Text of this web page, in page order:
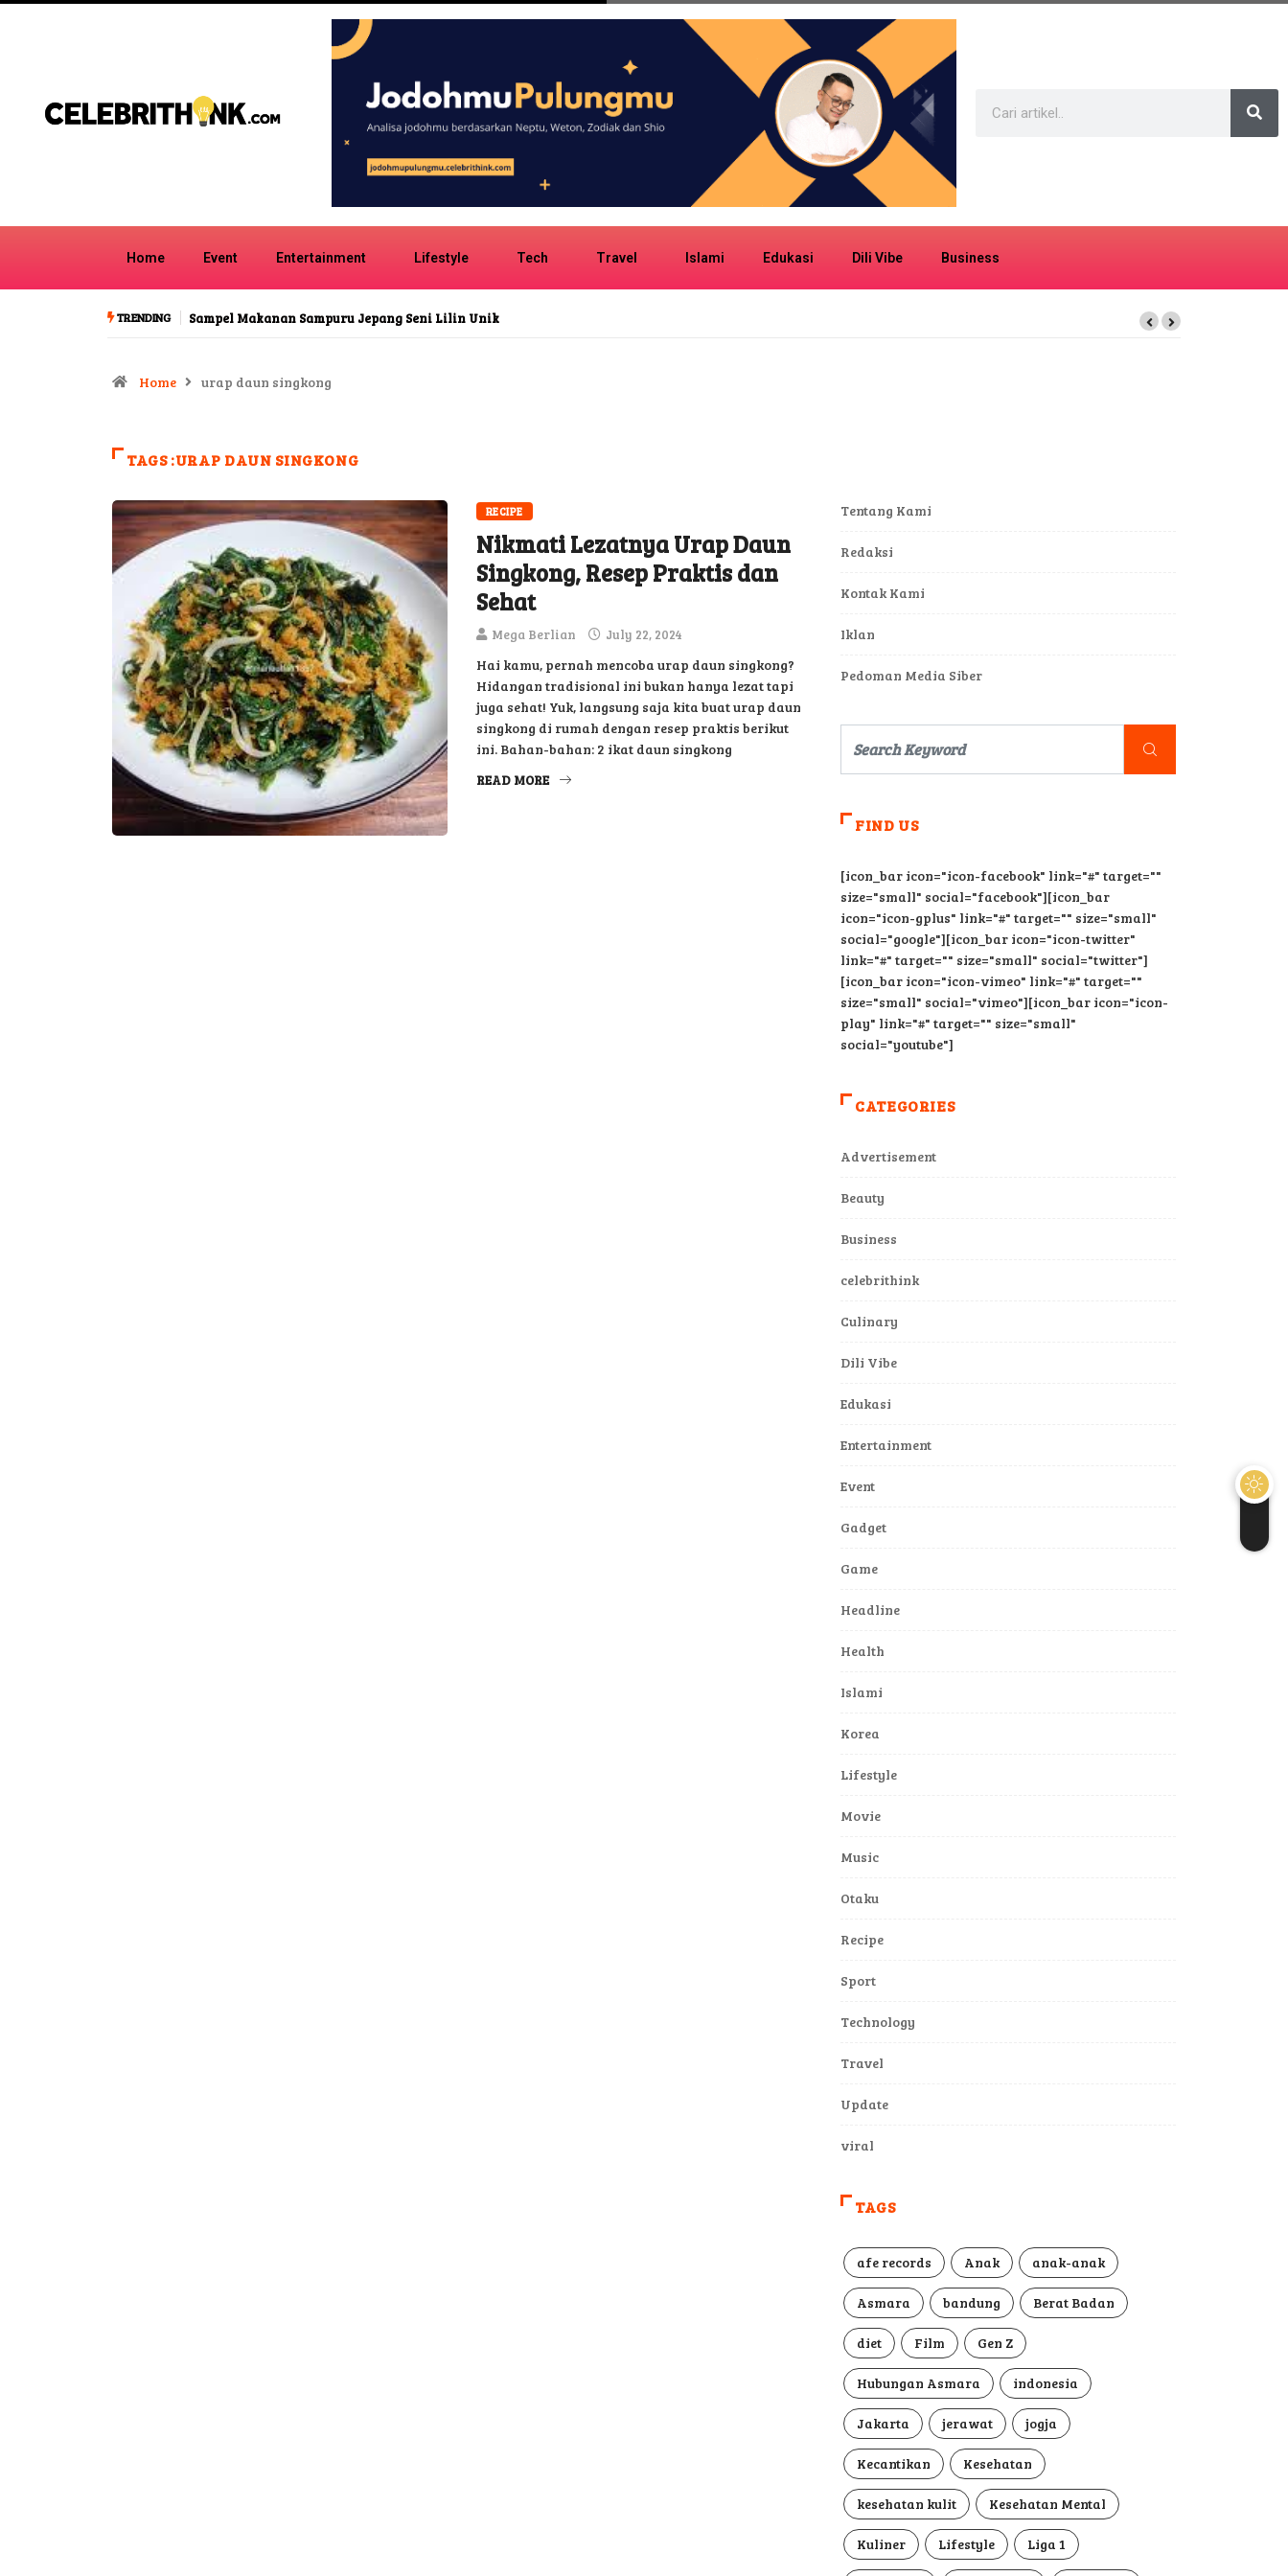
Home Event Entertainment Lifestyle Tech Travel Islami Edukasi Dili Vibe Business
TRENDING
Sampel Makanan Sampuru Jepang Seni Lilin UnikTren Lagu Centil: Afirmasi Diri Cewek Gen Z
Home urap daun singkong
TAGS :URAP DAUN SINGKONG
RECIPE
Nikmati Lezatnya Urap Daun
Singkong, Resep Praktis dan
Sehat
Mega Berlian July 22, 2024
Hai kamu, pernah mencoba urap daun singkong?
Hidangan tradisional ini bukan hanya lezat tapi
juga sehat! Yuk, langsung saja kita buat urap daun
singkong di rumah dengan resep praktis berikut
ini. Bahan-bahan: 2 ikat daun singkong
READ MORE
Tentang Kami
Redaksi
Kontak Kami
Iklan
Pedoman Media Siber
FIND US
[icon_bar icon="icon-facebook" link="#" target=""
size="small" social="facebook"][icon_bar
icon="icon-gplus" link="#" target="" size="small"
social="google"][icon_bar icon="icon-twitter"
link="#" target="" size="small" social="twitter"]
[icon_bar icon="icon-vimeo" link="#" target=""
size="small" social="vimeo"][icon_bar icon="icon-
play" link="#" target="" size="small"
social="youtube"]
CATEGORIES
Advertisement
Beauty
Business
celebrithink
Culinary
Dili Vibe
Edukasi
Entertainment
Event
Gadget
Game
Headline
Health
Islami
Korea
Lifestyle
Movie
Music
Otaku
Recipe
Sport
Technology
Travel
Update
viral
TAGS
afe records Anak anak-anak
Asmara bandung Berat Badan
diet Film Gen Z
Hubungan Asmara indonesia
Jakarta jerawat jogja
Kecantikan Kesehatan
kesehatan kulit Kesehatan Mental
Kuliner Lifestyle Liga 1